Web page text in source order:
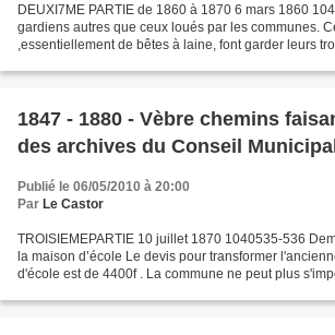
DEUXI7ME PARTIE de 1860 à 1870 6 mars 1860
gardiens autres que ceux loués par les communes.
,essentiellement de bêtes à laine, font garder leurs
1847 - 1880 - Vèbre chemins
des archives du Conseil
Publié le 06/05/2010 à 20:00
Par Le Castor
TROISIEMEPARTIE 10 juillet 1870 1040535-536
la maison d’école Le devis pour transformer
d'école est de 4400f . La commune ne peut plus